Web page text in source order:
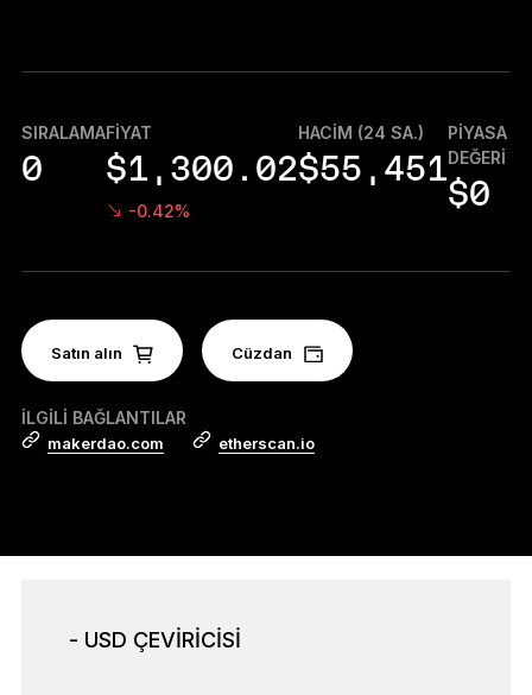
Aksesuarlar
Kurtarma Çözümleri
Tüm ürünleri gör
Ledger imzalayıcıları karşılaştırın
SIRALAMA
0
FIYAT
$1,300.02
-0.42%
HACIM (24 SA.)
$55,451
PIYASA
DEĞERI
$0
İLGILI BAĞLANTILAR
makerdao.com etherscan.io
Satın alın Cüzdan
- USD ÇEVİRİCİSİ